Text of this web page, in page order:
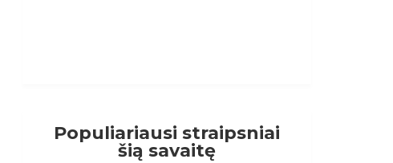
Populiariausi straipsniai
šią savaitę